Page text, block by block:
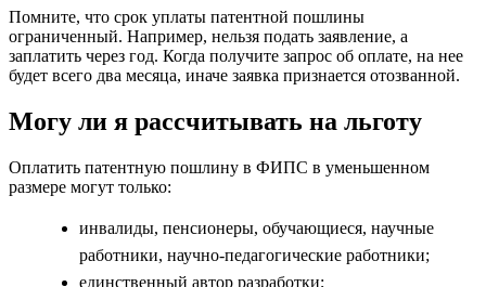
Помните, что срок уплаты патентной пошлины
ограниченный. Например, нельзя подать заявление, а
заплатить через год. Когда получите запрос об оплате, на нее
будет всего два месяца, иначе заявка признается отозванной.
Могу ли я рассчитывать на льготу
Оплатить патентную пошлину в ФИПС в уменьшенном
размере могут только:
инвалиды, пенсионеры, обучающиеся, научные
работники, научно-педагогические работники;
единственный автор разработки;